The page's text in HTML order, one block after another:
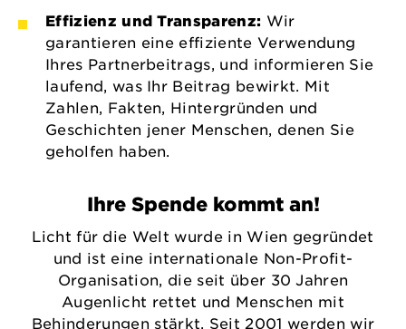
Effizienz und Transparenz: Wir
garantieren eine effiziente Verwendung
Ihres Partnerbeitrags, und informieren Sie
laufend, was Ihr Beitrag bewirkt. Mit
Zahlen, Fakten, Hintergründen und
Geschichten jener Menschen, denen Sie
geholfen haben.
Ihre Spende kommt an!
Licht für die Welt wurde in Wien gegründet
und ist eine internationale Non-Profit-
Organisation, die seit über 30 Jahren
Augenlicht rettet und Menschen mit
Behinderungen stärkt. Seit 2001 werden wir